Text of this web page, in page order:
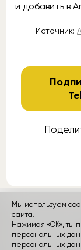
и добавить в
Источник:
контакты
Rozetked © 2026
Мы используем
сайта.
Нажимая «ОК», ты
персональных
персональных